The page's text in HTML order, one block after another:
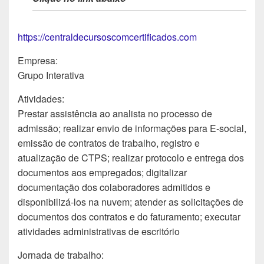
https://centraldecursoscomcertificados.com
Empresa:
Grupo Interativa
Atividades:
Prestar assistência ao analista no processo de
admissão; realizar envio de informações para E-social,
emissão de contratos de trabalho, registro e
atualização de CTPS; realizar protocolo e entrega dos
documentos aos empregados; digitalizar
documentação dos colaboradores admitidos e
disponibilizá-los na nuvem; atender as solicitações de
documentos dos contratos e do faturamento; executar
atividades administrativas de escritório
Jornada de trabalho: